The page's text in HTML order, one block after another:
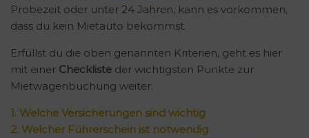
Probezeit oder unter 24 Jahren, kann es vorkommen,
dass du kein Mietauto bekommst.
Erfüllst du die oben genannten Kriterien, geht es hier
mit einer Checkliste der wichtigsten Punkte zur
Mietwagenbuchung weiter:
1. Welche Versicherungen sind wichtig
2. Welcher Führerschein ist notwendig